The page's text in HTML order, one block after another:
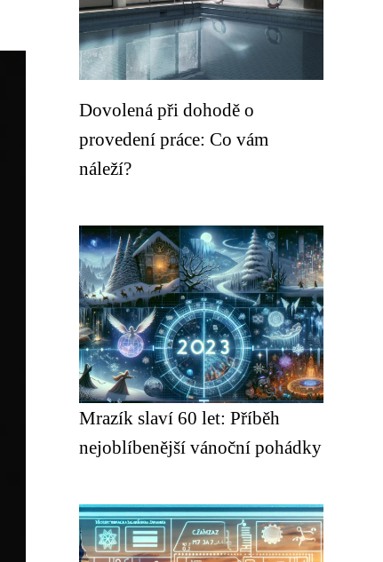
Dovolená při dohodě o
provedení práce: Co vám
náleží?
Mrazík slaví 60 let: Příběh
nejoblíbenější vánoční pohádky